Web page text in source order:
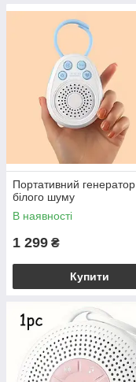
Портативний генератор
білого шуму
В наявності
1 299 ₴
Купити